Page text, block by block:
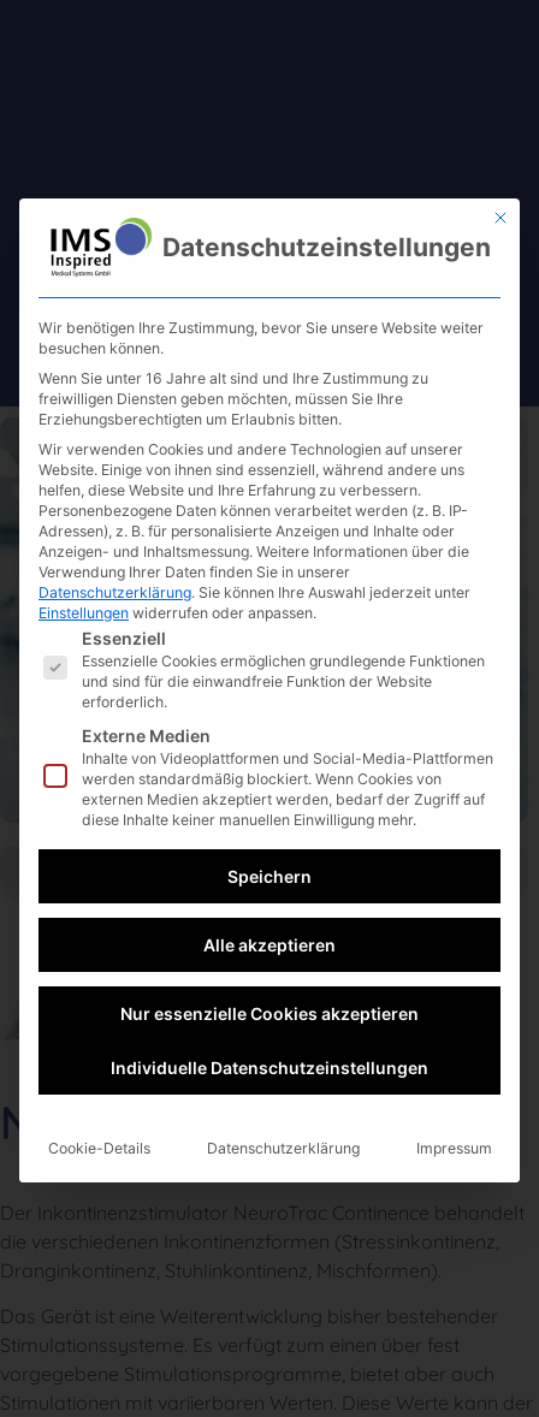
Kontakt
Mo. bis Do.
Fr.
von 09:00 Uhr bis 17:00 Uhr
von 09:00 Uhr bis 15:00 Uhr
0231 9453 8949
info@insmedsys.de
NeuroTrac Continence
Der Inkontinenzstimulator NeuroTrac Continence behandelt
die verschiedenen Inkontinenzformen (Stressinkontinenz,
Dranginkontinenz, Stuhlinkontinenz, Mischformen).
Das Gerät ist eine Weiterentwicklung bisher bestehender
Stimulationssysteme. Es verfügt zum einen über fest
vorgegebene Stimulationsprogramme, bietet aber auch
Stimulationen mit variierbaren Werten. Diese Werte kann der
Mit
Datenschutzeinstellungen
Wir benötigen Ihre Zustimmung, bevor Sie unsere Website weiter
besuchen können.
Wenn Sie unter 16 Jahre alt sind und Ihre Zustimmung zu
freiwilligen Diensten geben möchten, müssen Sie Ihre
Erziehungsberechtigten um Erlaubnis bitten.
Wir verwenden Cookies und andere Technologien auf unserer
Website. Einige von ihnen sind essenziell, während andere uns
helfen, diese Website und Ihre Erfahrung zu verbessern.
Personenbezogene Daten können verarbeitet werden (z. B. IP-
Adressen), z. B. für personalisierte Anzeigen und Inhalte oder
Anzeigen- und Inhaltsmessung. Weitere Informationen über die
Verwendung Ihrer Daten finden Sie in unserer
Datenschutzerklärung. Sie können Ihre Auswahl jederzeit unter
Einstellungen widerrufen oder anpassen.
Es folgt eine Liste der Service-Gruppen, für die eine
Essenziell
Essenzielle Cookies ermöglichen grundlegende Funktionen
und sind für die einwandfreie Funktion der Website
erforderlich.
Externe Medien
Inhalte von Videoplattformen und Social-Media-Plattformen
werden standardmäßig blockiert. Wenn Cookies von
externen Medien akzeptiert werden, bedarf der Zugriff auf
diese Inhalte keiner manuellen Einwilligung mehr.
Speichern
Alle akzeptieren
Nur essenzielle Cookies akzeptieren
Individuelle Datenschutzeinstellungen
Cookie-Details Datenschutzerklärung Impressum